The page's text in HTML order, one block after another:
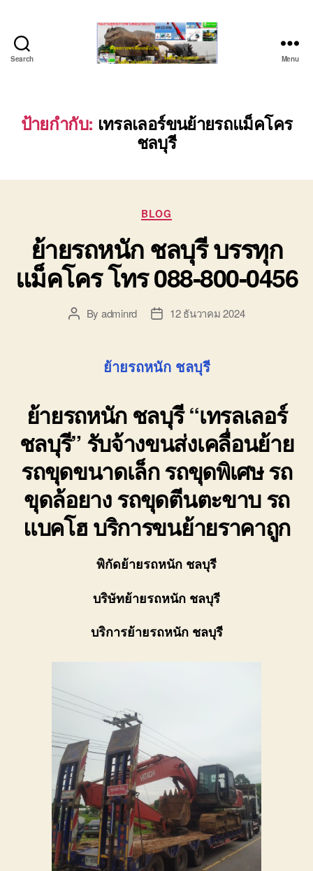
Search
ยก
ของ
หนัก
0818900005,
0800628488
Menu
ป้ายกำกับ: เทรลเลอร์ขนย้ายรถแม็คโคร
ชลบุรี
Categories
BLOG
ย้ายรถหนัก ชลบุรี บรรทุก
แม็คโคร โทร 088-800-0456
PostBy adminrd
Post12 ธันวาคม 2024
ย้ายรถหนัก ชลบุรี
ย้ายรถหนัก ชลบุรี“เทรลเลอร์
ชลบุรี” รับจ้างขนส่งเคลื่อนย้าย
รถขุดขนาดเล็ก รถขุดพิเศษ รถ
ขุดล้อยาง รถขุดตีนตะขาบ รถ
แบคโฮ บริการขนย้ายราคาถูก
พิกัดย้ายรถหนัก ชลบุรี
บริษัทย้ายรถหนัก ชลบุรี
บริการย้ายรถหนัก ชลบุรี